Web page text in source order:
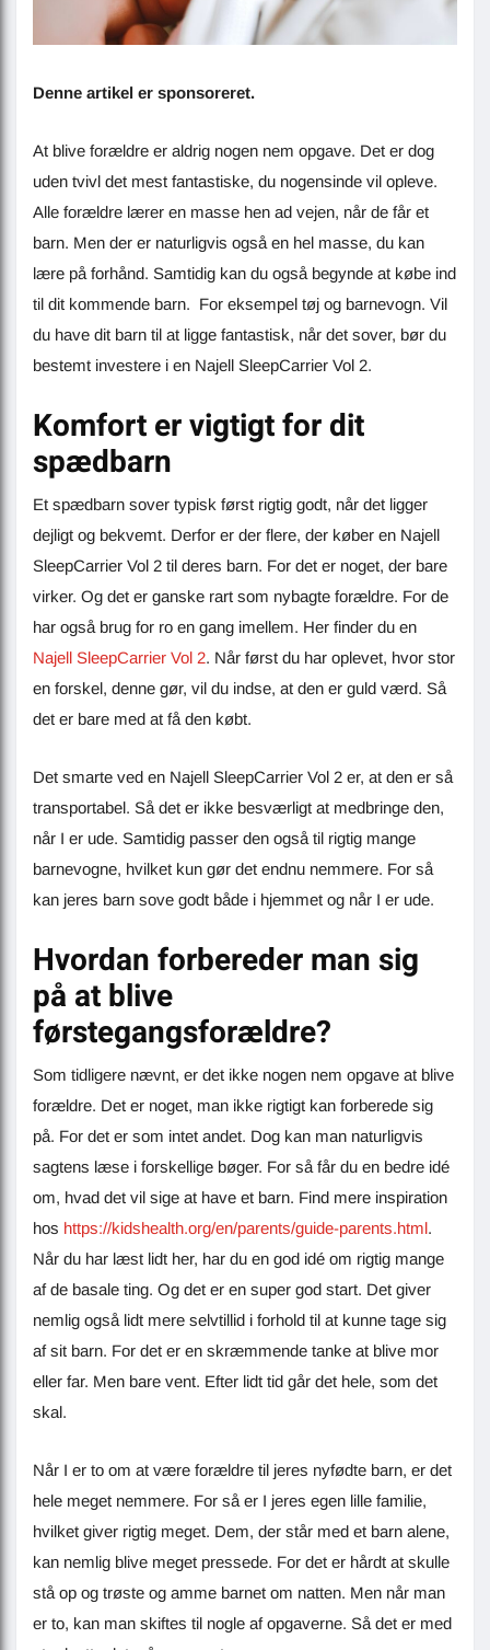
Denne artikel er sponsoreret.
At blive forældre er aldrig nogen nem opgave. Det er dog
uden tvivl det mest fantastiske, du nogensinde vil opleve.
Alle forældre lærer en masse hen ad vejen, når de får et
barn. Men der er naturligvis også en hel masse, du kan
lære på forhånd. Samtidig kan du også begynde at købe ind
til dit kommende barn. For eksempel tøj og barnevogn. Vil
du have dit barn til at ligge fantastisk, når det sover, bør du
bestemt investere i en Najell SleepCarrier Vol 2.
Komfort er vigtigt for dit
spædbarn
Et spædbarn sover typisk først rigtig godt, når det ligger
dejligt og bekvemt. Derfor er der flere, der køber en Najell
SleepCarrier Vol 2 til deres barn. For det er noget, der bare
virker. Og det er ganske rart som nybagte forældre. For de
har også brug for ro en gang imellem. Her finder du en
Najell SleepCarrier Vol 2. Når først du har oplevet, hvor stor
en forskel, denne gør, vil du indse, at den er guld værd. Så
det er bare med at få den købt.
Det smarte ved en Najell SleepCarrier Vol 2 er, at den er så
transportabel. Så det er ikke besværligt at medbringe den,
når I er ude. Samtidig passer den også til rigtig mange
barnevogne, hvilket kun gør det endnu nemmere. For så
kan jeres barn sove godt både i hjemmet og når I er ude.
Hvordan forbereder man sig
på at blive
førstegangsforældre?
Som tidligere nævnt, er det ikke nogen nem opgave at blive
forældre. Det er noget, man ikke rigtigt kan forberede sig
på. For det er som intet andet. Dog kan man naturligvis
sagtens læse i forskellige bøger. For så får du en bedre idé
om, hvad det vil sige at have et barn. Find mere inspiration
hos https://kidshealth.org/en/parents/guide-parents.html.
Når du har læst lidt her, har du en god idé om rigtig mange
af de basale ting. Og det er en super god start. Det giver
nemlig også lidt mere selvtillid i forhold til at kunne tage sig
af sit barn. For det er en skræmmende tanke at blive mor
eller far. Men bare vent. Efter lidt tid går det hele, som det
skal.
Når I er to om at være forældre til jeres nyfødte barn, er det
hele meget nemmere. For så er I jeres egen lille familie,
hvilket giver rigtig meget. Dem, der står med et barn alene,
kan nemlig blive meget pressede. For det er hårdt at skulle
stå op og trøste og amme barnet om natten. Men når man
er to, kan man skiftes til nogle af opgaverne. Så det er med